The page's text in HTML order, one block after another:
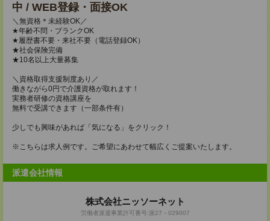
中 / WEB登録・面接OK
＼無資格＊未経験OK／
★年齢不問・ブランクOK
★履歴書不要・来社不要（電話登録OK）
★社会保険完備
★10名以上大量募集
＼資格取得支援制度あり／
働きながら0円で介護資格が取れます！
実務者研修の資格講座を
無料で受講できます（一部条件有）
少しでも興味があれば「気になる」をクリック！
※こちらは求人例です。ご希望にあわせて幅広くご提案いたします。
派遣会社情報
株式会社ニッソーネット
労働者派遣事業許可番号:派27－029007